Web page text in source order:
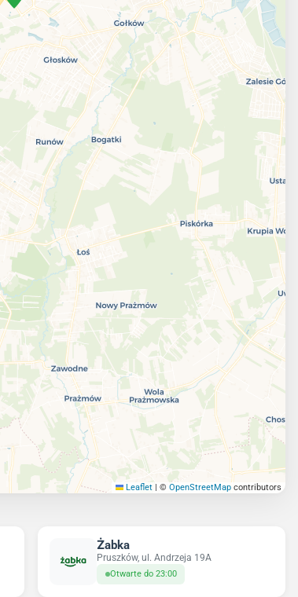
Leaflet | © OpenStreetMap contributors
Żabka
Pruszków, ul. Andrzeja 19A
Otwarte do 23:00